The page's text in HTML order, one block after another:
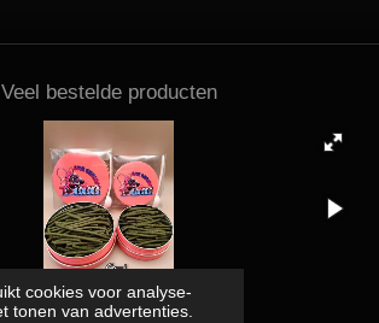
cookies voor analyse-
tonen van advertenties.
Veel bestelde producten